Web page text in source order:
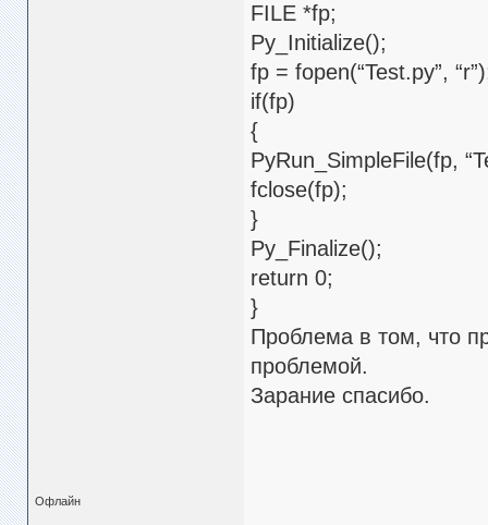
FILE *fp;
Py_Initialize();
fp = fopen(“Test.py”,
if(fp)
{
PyRun_SimpleFile(fp,
fclose(fp);
}
Py_Finalize();
return 0;
}
Проблема в том, что
проблемой.
Зарание спасибо.
Офлайн